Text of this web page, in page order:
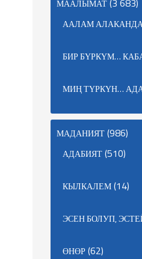
МААЛЫМАТ(3 683)
ААЛАМ
БИР БҮРКҮМ…
МИҢ ТҮРКҮН…
МАДАНИЯТ(986)
АДАБИЯТ(510)
КЫЛКАЛЕМ(14)
ЭСЕН БОЛУП,
ӨНӨР(62)